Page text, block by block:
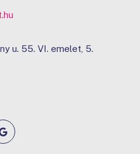
u. 55. VI. emelet, 5.